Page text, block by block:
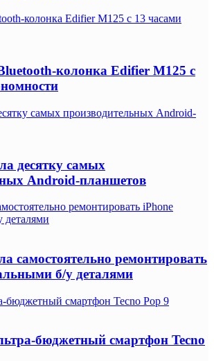
колонка Edifier M125 с 13 часами
колонка Edifier M125 с
самых производительных Android-
десятку самых
Android-планшетов
ремонтировать iPhone
деталями
самостоятельно ремонтировать
б/у деталями
бюджетный смартфон Tecno Pop 9
бюджетный смартфон Tecno